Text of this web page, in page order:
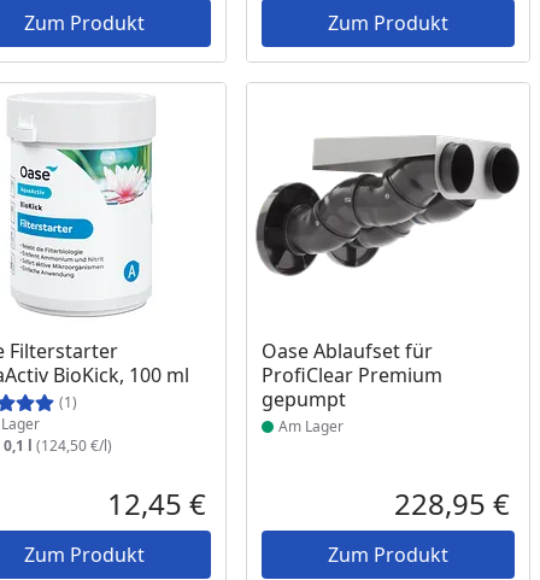
Zum Produkt Zum Produkt
Filterstarter
BioKick, 100 ml
(1)
am Lager
0,1 l (124,50 €/l)
Aktueller Preis
12,45 €
Zum Produkt
Oase Ablaufset für
ProfiClear Premium
gepumpt
Produkt am Lager
Am Lager
228,95 €
Zum Produkt